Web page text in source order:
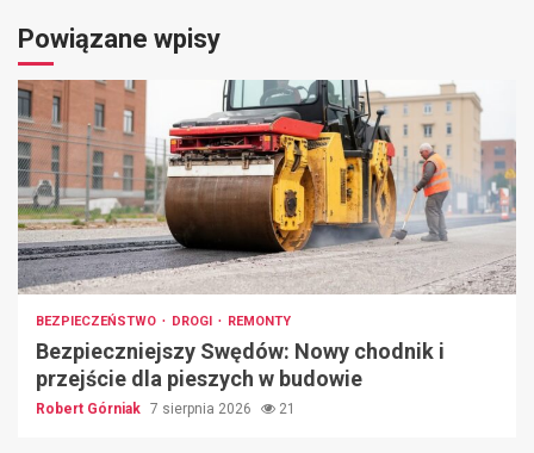
Powiązane wpisy
BEZPIECZEŃSTWO DROGI REMONTY
Bezpieczniejszy Swędów: Nowy chodnik i
przejście dla pieszych w budowie
Robert Górniak 7 sierpnia 2026 21